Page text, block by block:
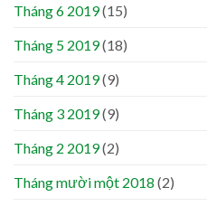
Tháng 6 2019(15)
Tháng 5 2019(18)
Tháng 4 2019(9)
Tháng 3 2019(9)
Tháng 2 2019(2)
Tháng mười một 2018 (2)